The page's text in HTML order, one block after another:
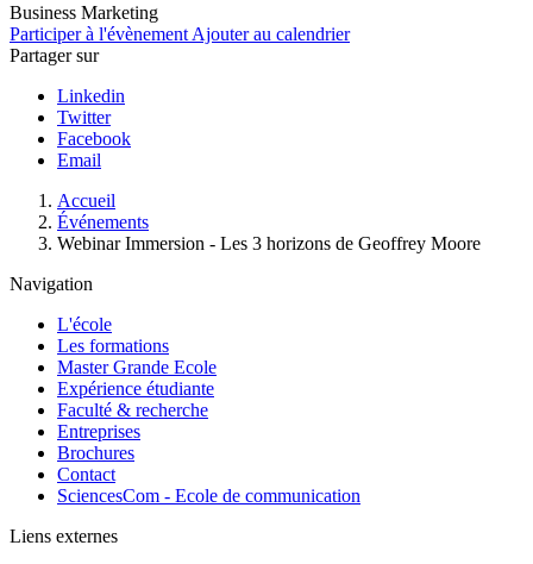
Business Marketing
Participer à l'évènement Ajouter au calendrier
Partager sur
Linkedin
Twitter
Facebook
Email
d'Ariane
Accueil
Événements
Webinar Immersion - Les 3 horizons de Geoffrey Moore
Navigation
L'école
Les formations
Master Grande Ecole
Expérience étudiante
Faculté & recherche
Entreprises
Brochures
Contact
SciencesCom - Ecole de communication
Liens externes